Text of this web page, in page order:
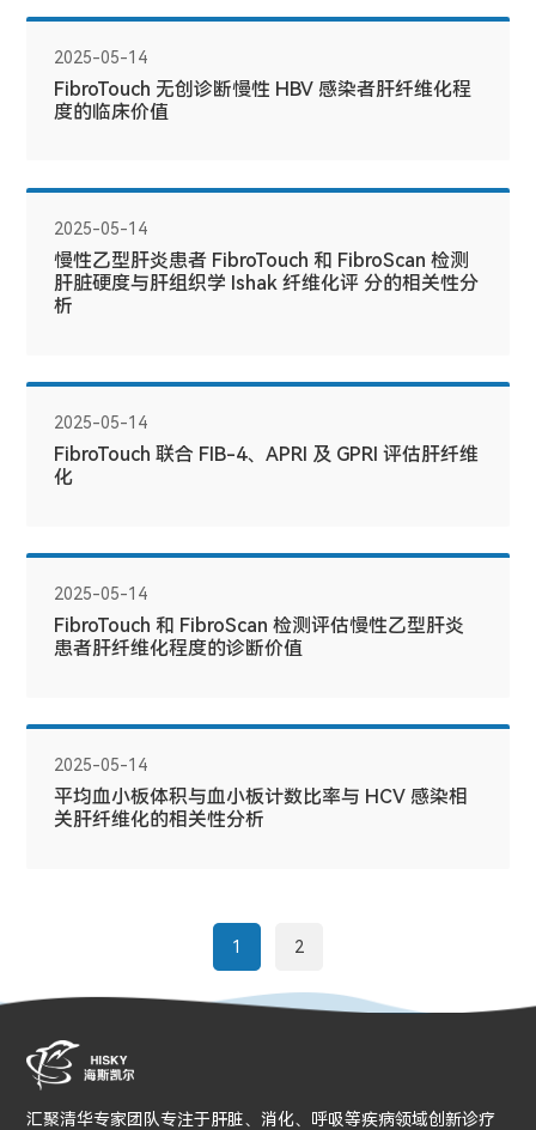
2025-05-14
FibroTouch 无创诊断慢性 HBV 感染者肝纤维化程
度的临床价值
2025-05-14
慢性乙型肝炎患者 FibroTouch 和 FibroScan 检测
肝脏硬度与肝组织学 Ishak 纤维化评 分的相关性分
析
2025-05-14
FibroTouch 联合 FIB-4、APRI 及 GPRI 评估肝纤维
化
2025-05-14
FibroTouch 和 FibroScan 检测评估慢性乙型肝炎
患者肝纤维化程度的诊断价值
2025-05-14
平均血小板体积与血小板计数比率与 HCV 感染相
关肝纤维化的相关性分析
1 2
汇聚清华专家团队专注于肝脏、消化、呼吸等疾病领域创新诊疗